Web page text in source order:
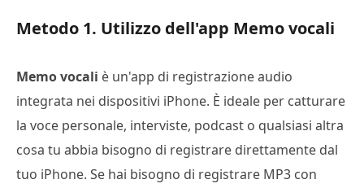
Metodo 1. Utilizzo dell'app Memo vocali
Memo vocali è un'app di registrazione audio
integrata nei dispositivi iPhone. È ideale per catturare
la voce personale, interviste, podcast o qualsiasi altra
cosa tu abbia bisogno di registrare direttamente dal
tuo iPhone. Se hai bisogno di registrare MP3 con